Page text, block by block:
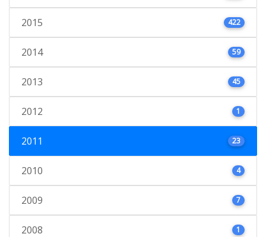
2015 422
2014 59
2013 45
2012 1
2011 23
2010 4
2009 7
2008 1